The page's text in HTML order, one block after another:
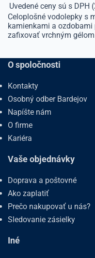
Uvedené ceny sú s DPH
Celoplošné vodolepky s
kamienkami a ozdobami
zafixovať vrchným
O spoločnosti
Kontakty
Osobný odber Bardejov
Napíšte nám
O firme
Kariéra
Vaše objednávky
Doprava a poštovné
Ako zaplatiť
Prečo nakupovať u nás?
Sledovanie zásielky
Iné